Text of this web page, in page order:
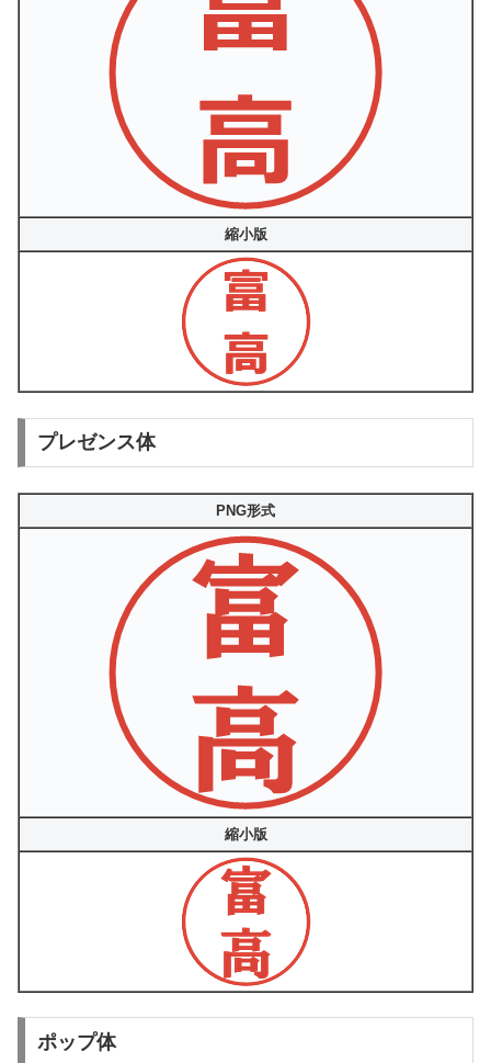
縮小版
プレゼンス体
PNG形式
縮小版
ポップ体